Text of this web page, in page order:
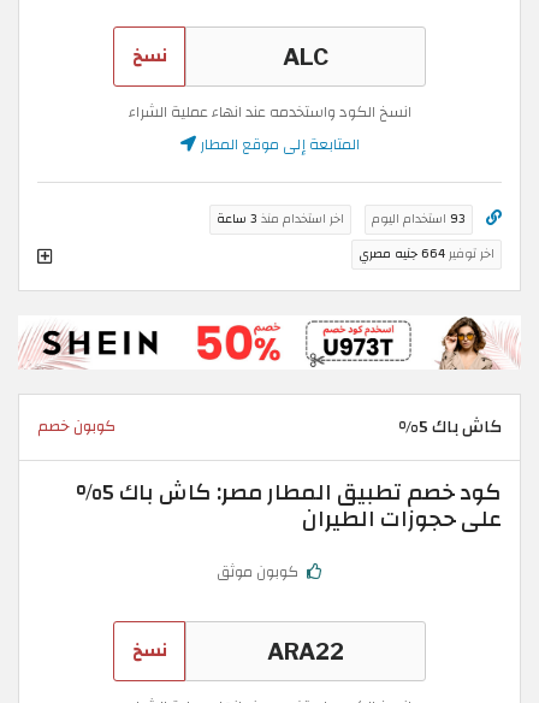
نسخ
انسخ الكود واستخدمه عند انهاء عملية الشراء
المتابعة إلى موقع المطار
93 استخدام اليوم اخر استخدام منذ 3 ساعة
اخر توفير664 جنيه مصري
كاش باك 5% كوبون خصم
كود خصم تطبيق المطار مصر: كاش باك 5%
على حجوزات الطيران
كوبون موثق
نسخ